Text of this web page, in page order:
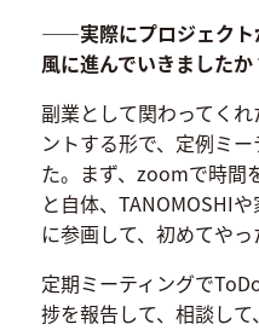
――実際にプロジェクト
風に進んでいきましたか
副業として関わってく
ントする形で、定例ミ
た。まず、zoomで時間
と自体、TANOMOSHI
に参画して、初めてやっ
定期ミーティングで
捗を報告して、相談し